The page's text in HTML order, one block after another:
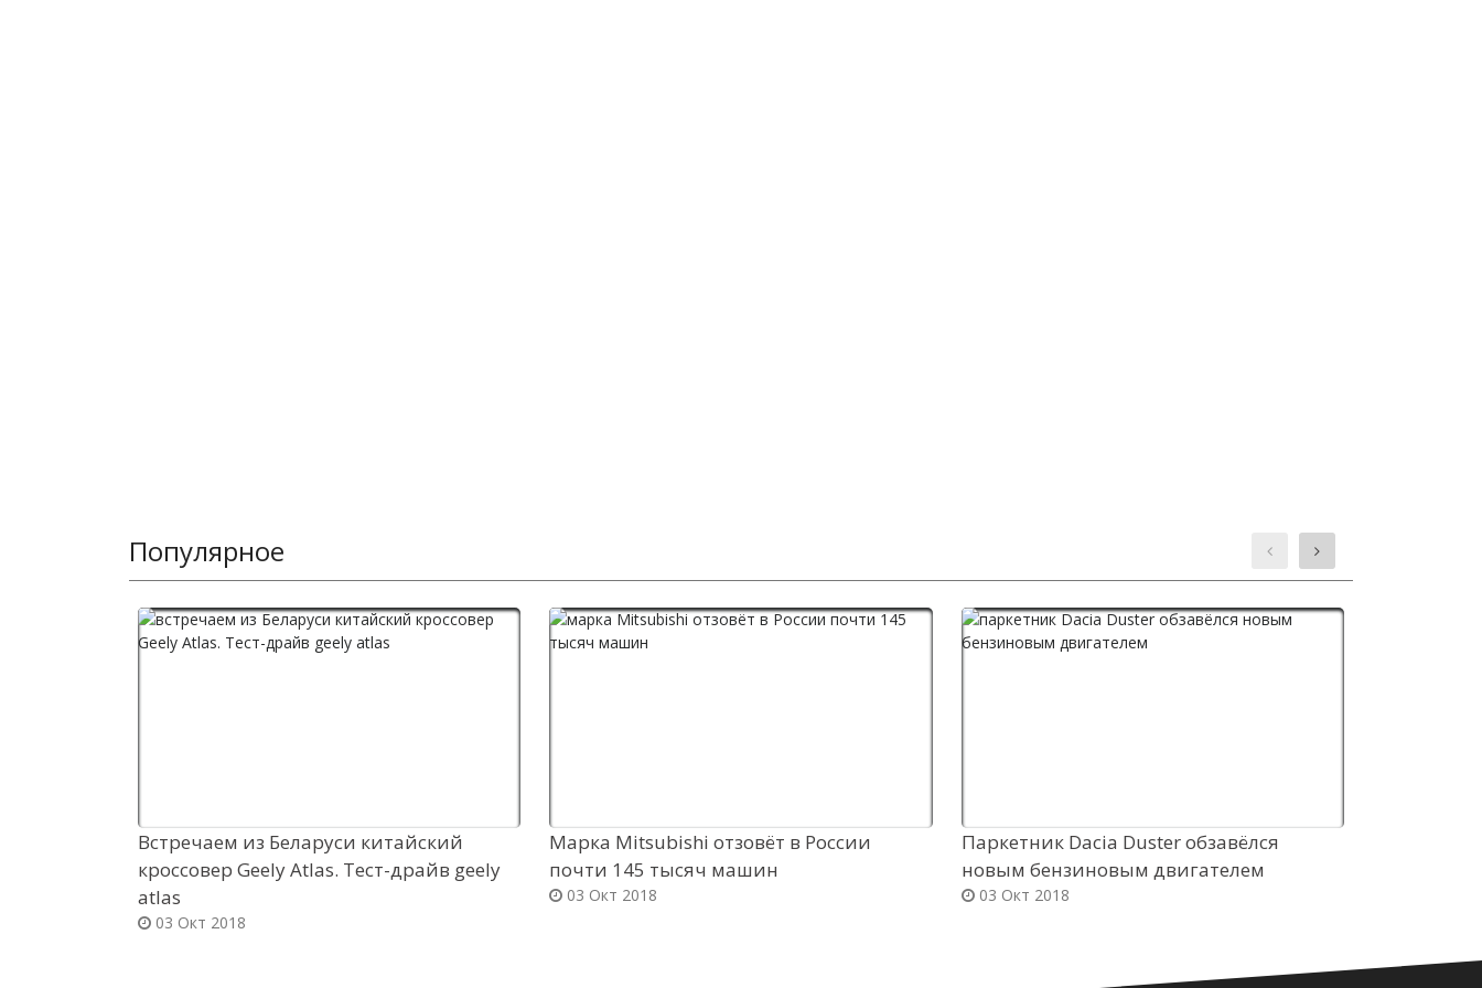
Популярное
Встречаем из Беларуси китайский
кроссовер Geely Atlas. Тест-драйв geely
atlas
03 Окт 2018
Марка Mitsubishi отзовёт в России
почти 145 тысяч машин
03 Окт 2018
Паркетник Dacia Duster обзавёлся
новым бензиновым двигателем
03 Окт 2018